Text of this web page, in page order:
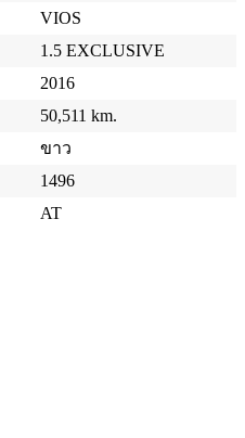
VIOS
1.5 EXCLUSIVE
2016
50,511 km.
ขาว
1496
AT